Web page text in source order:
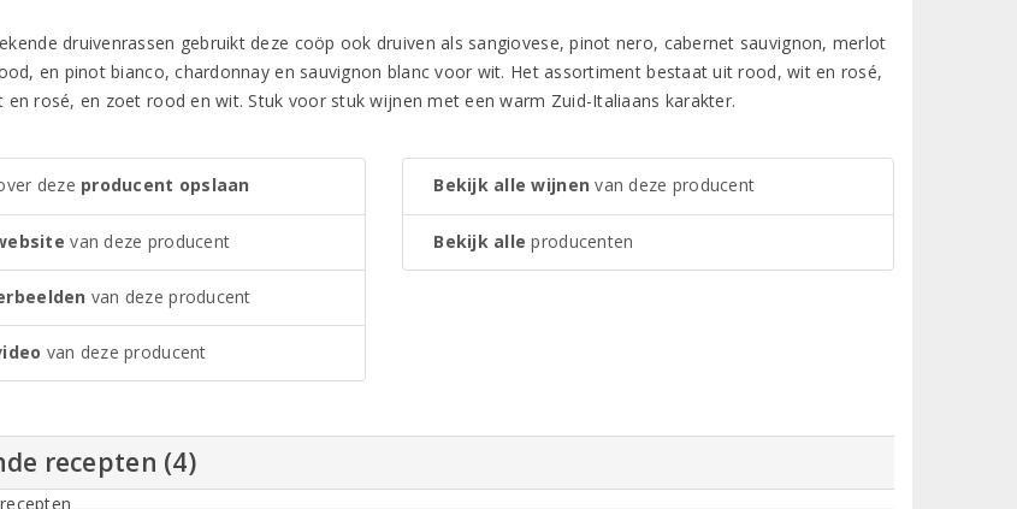
druivenrassen gebruikt deze coöp ook druiven als sangiovese, pinot nero, cabernet sauvignon, merlot
en pinot bianco, chardonnay en sauvignon blanc voor wit. Het assortiment bestaat uit rood, wit en rosé,
en rosé, en zoet rood en wit. Stuk voor stuk wijnen met een warm Zuid-Italiaans karakter.
deze producent opslaan
van deze producent
van deze producent
van deze producent
Bekijk alle wijnen van deze producent
Bekijk alle producenten
recepten (4)